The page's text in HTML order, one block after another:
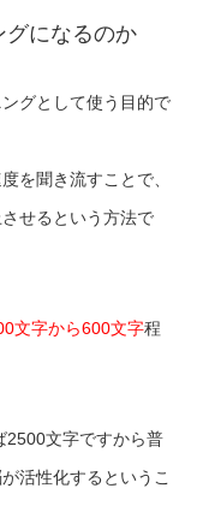
グになるのか
グとして使う目的で
を聞き流すことで、
せるという方法で
文字から600文字程
2500文字ですから普
活性化するというこ